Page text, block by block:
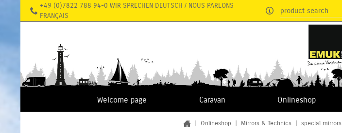
+49 (0)7822 788 94-0 WIR SPRECHEN DEUTSCH / NOUS PARLONS
FRANÇAIS
product search
Welcome page Caravan Onlineshop
Onlineshop Mirrors & Technics special mirrors